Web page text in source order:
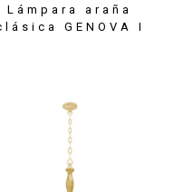
Lámpara araña
GENOVA I